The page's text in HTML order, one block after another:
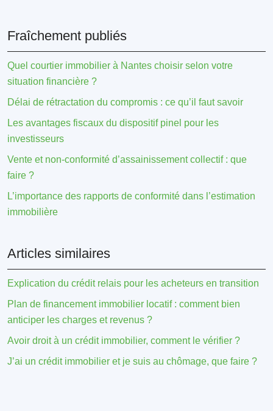
Fraîchement publiés
Quel courtier immobilier à Nantes choisir selon votre
situation financière ?
Délai de rétractation du compromis : ce qu’il faut savoir
Les avantages fiscaux du dispositif pinel pour les
investisseurs
Vente et non-conformité d’assainissement collectif : que
faire ?
L’importance des rapports de conformité dans l’estimation
immobilière
Articles similaires
Explication du crédit relais pour les acheteurs en transition
Plan de financement immobilier locatif : comment bien
anticiper les charges et revenus ?
Avoir droit à un crédit immobilier, comment le vérifier ?
J’ai un crédit immobilier et je suis au chômage, que faire ?